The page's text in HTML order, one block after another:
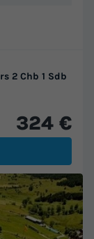
2 Chb 1 Sdb
324 €